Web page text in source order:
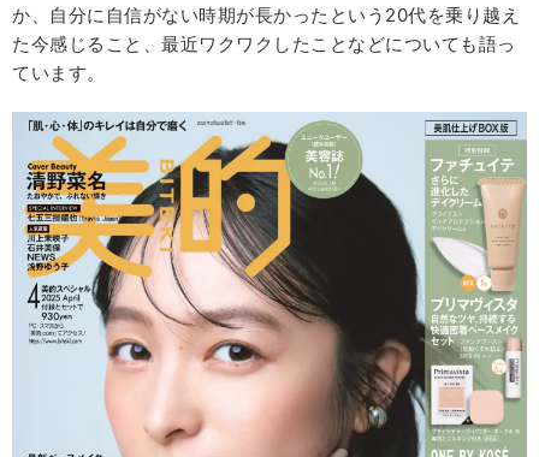
か、自分に自信がない時期が長かったという20代を乗り越え
た今感じること、最近ワクワクしたことなどについても語っ
ています。